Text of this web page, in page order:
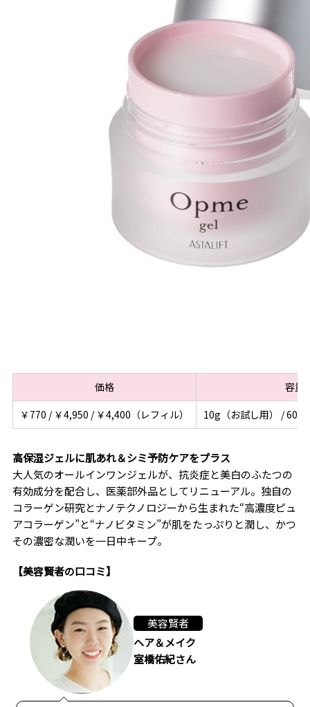
価格
容量
￥770 / ￥4,950 / ￥4,400（レフィル）
10g（お試し用） / 60g
高保湿ジェルに肌あれ＆シミ予防ケアをプラス
大人気のオールインワンジェルが、抗炎症と美白のふたつの
有効成分を配合し、医薬部外品としてリニューアル。独自の
コラーゲン研究とナノテクノロジーから生まれた“高濃度ピュ
アコラーゲン”と“ナノビタミン”が肌をたっぷりと潤し、かつ
その濃密な潤いを一日中キープ。
【美容賢者の口コミ】
美容賢者
ヘア＆メイク
室橋佑紀さん